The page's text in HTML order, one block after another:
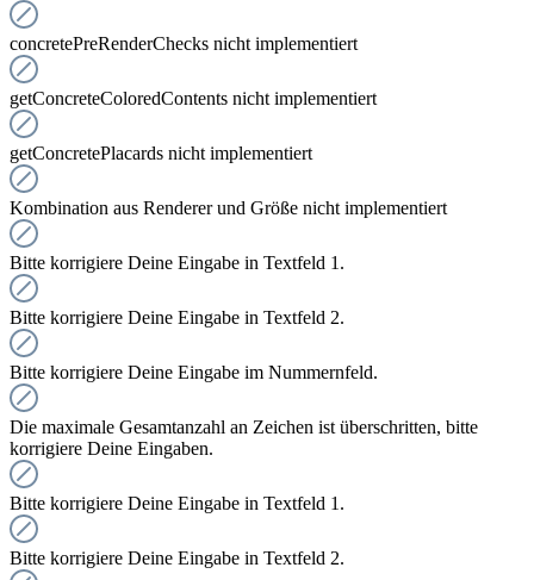
concretePreRenderChecks nicht implementiert
getConcreteColoredContents nicht implementiert
getConcretePlacards nicht implementiert
Kombination aus Renderer und Größe nicht implementiert
Bitte korrigiere Deine Eingabe in Textfeld 1.
Bitte korrigiere Deine Eingabe in Textfeld 2.
Bitte korrigiere Deine Eingabe im Nummernfeld.
Die maximale Gesamtanzahl an Zeichen ist überschritten, bitte
korrigiere Deine Eingaben.
Bitte korrigiere Deine Eingabe in Textfeld 1.
Bitte korrigiere Deine Eingabe in Textfeld 2.